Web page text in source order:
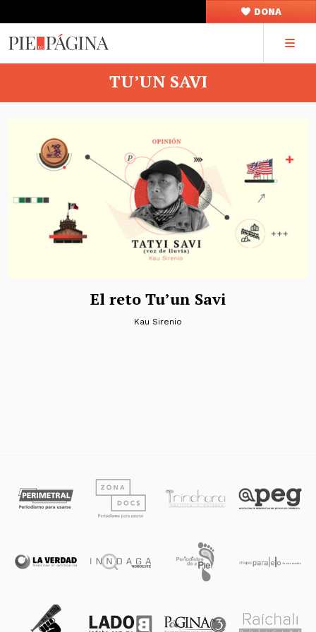
DONA
TU’UN SAVI
El reto Tu’un Savi
Kau Sirenio